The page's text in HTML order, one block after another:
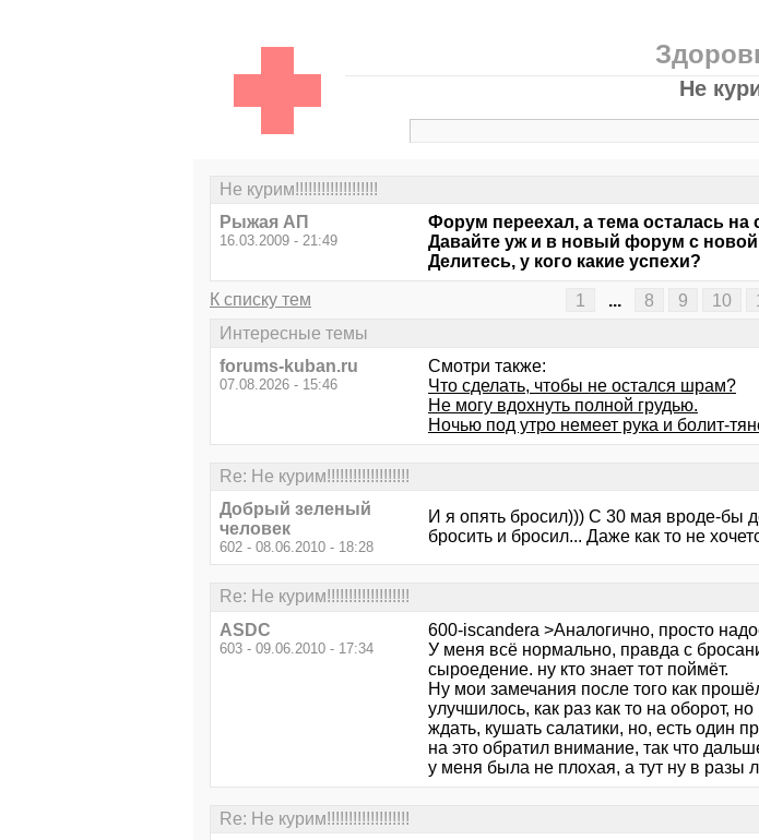
Не
Не курим!!!!!!!!!!!!!!!!!!!
Рыжая АП
16.03.2009 - 21:49
Форум переехал, а тема осталась на
Давайте уж и в новый форум с
Делитесь, у кого какие успехи?
К списку тем 1 8 9 10
Интересные темы
forums-kuban.ru
07.08.2026 - 15:46
Смотри также:
Что сделать, чтобы не остался шрам?
Не могу вдохнуть полной грудью.
Ночью под утро немеет рука и болит-
Re: Не курим!!!!!!!!!!!!!!!!!!!
Добрый зеленый
человек
602 - 08.06.2010 - 18:28
И я опять бросил))) С 30 мая вроде-бы
бросить и бросил... Даже как то не
Re: Не курим!!!!!!!!!!!!!!!!!!!
ASDC
603 - 09.06.2010 - 17:34
600-iscandera >Аналогично, просто
У меня всё нормально, правда с
сыроедение. ну кто знает тот поймёт.
Ну мои замечания после того как
улучшилось, как раз как то на оборот,
ждать, кушать салатики, но, есть один
на это обратил внимание, так что
у меня была не плохая, а тут ну в разы
Re: Не курим!!!!!!!!!!!!!!!!!!!